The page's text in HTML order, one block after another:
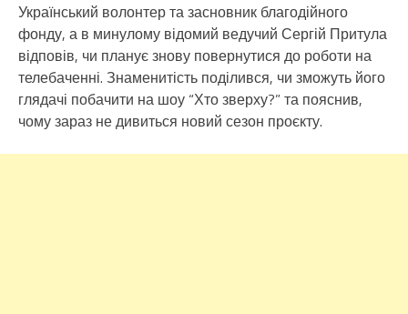
Український волонтер та засновник благодійного
фонду, а в минулому відомий ведучий Сергій Притула
відповів, чи планує знову повернутися до роботи на
телебаченні. Знаменитість поділився, чи зможуть його
глядачі побачити на шоу “Хто зверху?” та пояснив,
чому зараз не дивиться новий сезон проєкту.